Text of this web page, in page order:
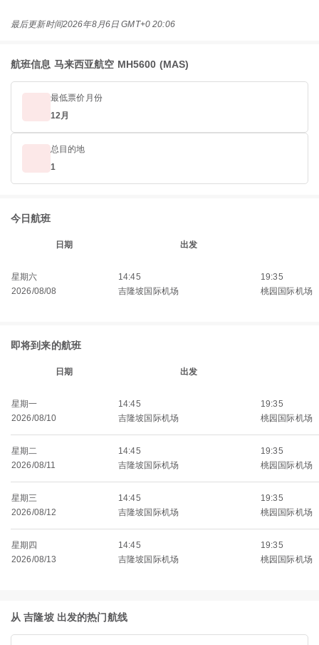
最后更新时间2026年8月6日 GMT+0 20:06
航班信息 马来西亚航空 MH5600 (MAS)
最低票价月份
12月
总目的地
1
今日航班
日期 出发
星期六
2026/08/08
14:45
吉隆坡国际机场
19:35
桃园国际机场
即将到来的航班
日期 出发
星期一
2026/08/10
14:45
吉隆坡国际机场
19:35
桃园国际机场
星期二
2026/08/11
14:45
吉隆坡国际机场
19:35
桃园国际机场
星期三
2026/08/12
14:45
吉隆坡国际机场
19:35
桃园国际机场
星期四
2026/08/13
14:45
吉隆坡国际机场
19:35
桃园国际机场
从 吉隆坡 出发的热门航线